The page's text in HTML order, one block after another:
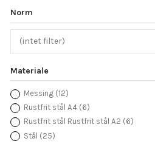
Norm
(intet filter)
Materiale
Messing (12)
Rustfrit stål A4 (6)
Rustfrit stål Rustfrit stål A2 (6)
Stål (25)